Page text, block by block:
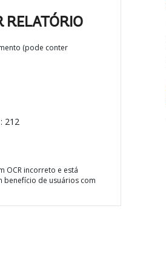
RELATÓRIO
(pode conter
212
OCR incorreto e está
benefício de usuários com